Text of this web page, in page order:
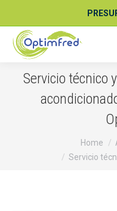
Servicio técnico
Home
Servicio